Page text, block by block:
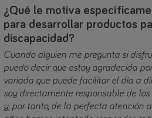
¿Qué le motiva
para desarrollar productos
discapacidad?
Cuando alguien me pregunta si
puedo decir que estoy agradecida
variada que puede facilitar el día a
soy directamente responsable de
y, por tanto, de la perfecta atención